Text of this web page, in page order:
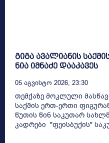
გიგა ავალიანის
ნია იმნაძე დააკავეს
05 Აგვისტო 2026, 23:30
თემქაზე მოკლული
საქმის ერთ-ერთი
წუთის წინ საკუთარ
კადრები "ფეისბუქის"